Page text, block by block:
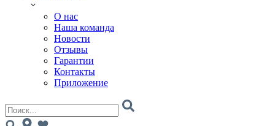
О нас
Наша команда
Новости
Отзывы
Гарантии
Контакты
Приложение